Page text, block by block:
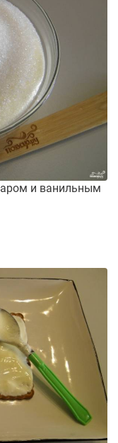
и ванильным